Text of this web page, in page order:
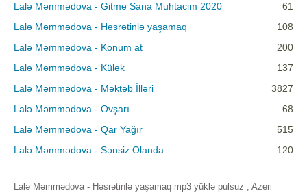
Lalə Məmmədova - Gitme Sana Muhtacim 2020
61
Lalə Məmmədova - Həsrətinlə yaşamaq
108
Lalə Məmmədova - Konum at
200
Lalə Məmmədova - Külək
137
Lalə Məmmədova - Məktəb İlləri
3827
Lalə Məmmədova - Ovşarı
68
Lalə Məmmədova - Qar Yağır
515
Lalə Məmmədova - Sənsiz Olanda
120
Lalə Məmmədova - Həsrətinlə yaşamaq mp3 yüklə pulsuz , Azeri